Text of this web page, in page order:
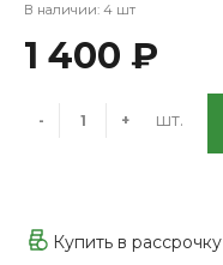
В наличии: 4 шт
1 400 ₽
- + шт.
Купить в рассрочку